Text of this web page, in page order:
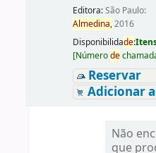
Editora:São Paulo:
Almedina,2016
Disponibilidade:
[Númerode
Reservar
Adicionar
Não
que